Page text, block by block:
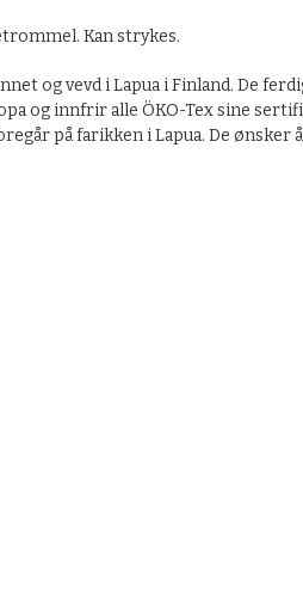
Kan strykes.
og vevd i Lapua i Finland. De
og innfrir alle ÖKO-Tex sine
på farikken i Lapua. De ønsker